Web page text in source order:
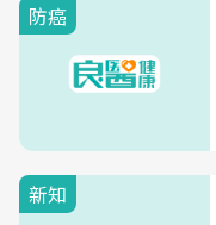
防癌
新知